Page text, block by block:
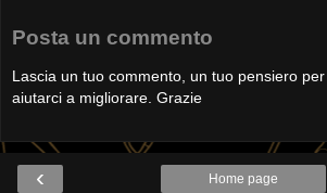
Posta un commento
Lascia un tuo commento, un tuo pensiero per
aiutarci a migliorare. Grazie
‹ Home page